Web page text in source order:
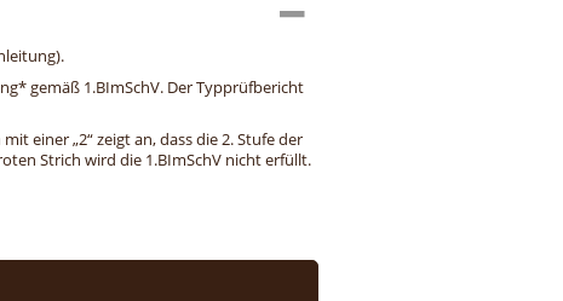
gemäß 1.BImSchV. Der Typprüfbericht
einer „2“ zeigt an, dass die 2. Stufe der
Strich wird die 1.BImSchV nicht erfüllt.